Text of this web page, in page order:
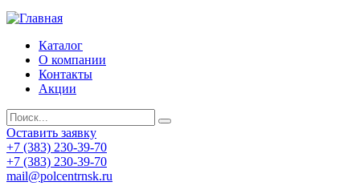
Каталог
О компании
Контакты
Акции
Оставить заявку
+7 (383) 230-39-70
+7 (383) 230-39-70
mail@polcentrnsk.ru